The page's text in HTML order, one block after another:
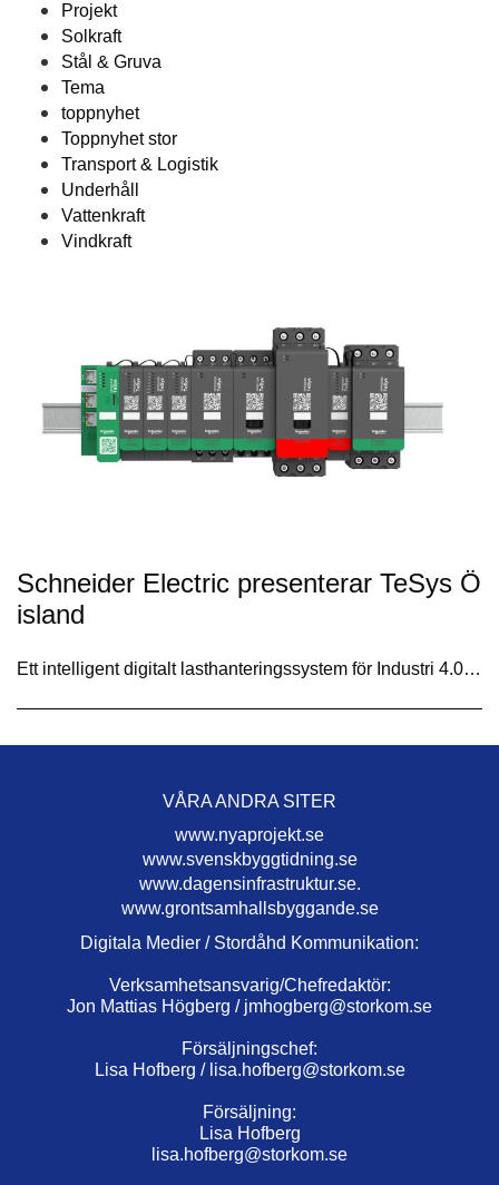
Projekt
Solkraft
Stål & Gruva
Tema
toppnyhet
Toppnyhet stor
Transport & Logistik
Underhåll
Vattenkraft
Vindkraft
Schneider Electric presenterar TeSys Ö
island
Ett intelligent digitalt lasthanteringssystem för Industri 4.0…
VÅRA ANDRA SITER
www.nyaprojekt.se
www.svenskbyggtidning.se
www.dagensinfrastruktur.se.
www.grontsamhallsbyggande.se
Digitala Medier / Stordåhd Kommunikation:
Verksamhetsansvarig/Chefredaktör:
Jon Mattias Högberg / jmhogberg@storkom.se
Försäljningschef:
Lisa Hofberg / lisa.hofberg@storkom.se
Försäljning:
Lisa Hofberg
lisa.hofberg@storkom.se